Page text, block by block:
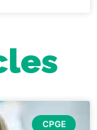
CPGE